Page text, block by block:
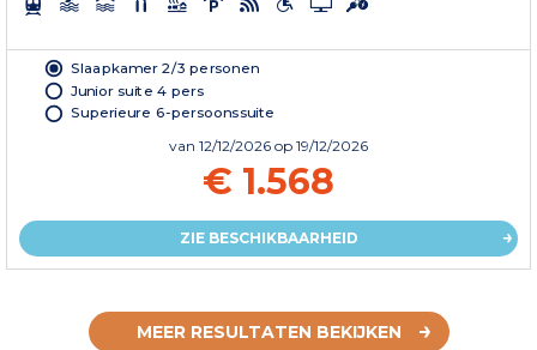
Slaapkamer 2/3 personen
Junior suite 4 pers
Superieure 6-persoonssuite
van 12/12/2026 op 19/12/2026
€ 1.568
ZIE BESCHIKBAARHEID
MEER RESULTATEN BEKIJKEN